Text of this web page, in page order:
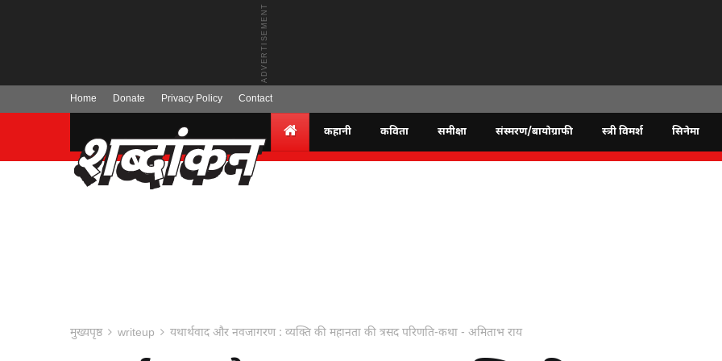
Home Donate Privacy Policy Contact
कहानी कविता समीक्षा संस्मरण/बायोग्राफी स्त्री विमर्श सिनेमा
मुख्यपृष्ठ writeup यथार्थवाद और नवजागरण : व्यक्ति की महानता की त्रसद परिणति-कथा - अमिताभ राय